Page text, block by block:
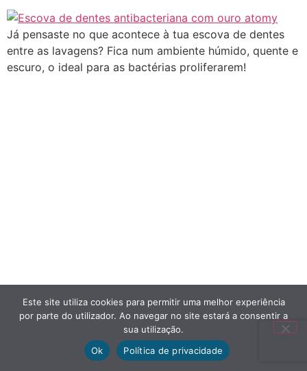
Já pensaste no que acontece à tua escova de dentes
entre as lavagens? Fica num ambiente húmido, quente e
escuro, o ideal para as bactérias proliferarem!
Este site utiliza cookies para permitir uma melhor experiência
por parte do utilizador. Ao navegar no site estará a consentir a
sua utilização.
Ok
Política de privacidade